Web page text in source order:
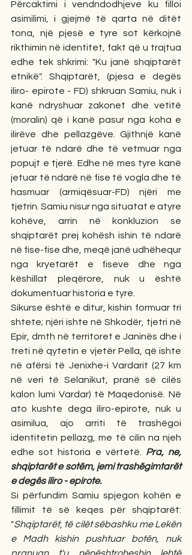
Përcaktimi i vendndodhjeve ku filloi
asimilimi, i gjejmë të qarta në ditët
tona, një pjesë e tyre sot kërkojnë
rikthimin në identitet, fakt që u trajtua
edhe tek shkrimi: "Ku janë shqiptarët
etnikë". Shqiptarët, (pjesa e degës
iliro- epirote - FD) shkruan Samiu, nuk i
kanë ndryshuar zakonet dhe vetitë
(moralin) që i kanë pasur nga koha e
ilirëve dhe pellazgëve. Gjithnjë kanë
jetuar të ndarë dhe të vetmuar nga
popujt e tjerë. Edhe në mes tyre kanë
jetuar të ndarë në fise të vogla dhe të
hasmuar (armiqësuar-FD) njëri me
tjetrin. Samiu nisur nga situatat e atyre
kohëve, arrin në konkluzion se
shqiptarët prej kohësh ishin të ndarë
në fise-fise dhe, meqë janë udhëhequr
nga kryetarët e fiseve dhe nga
këshillat pleqërore, nuk u është
dokumentuar historia e tyre.
Sikurse është e ditur, kishin formuar tri
shtete; njëri ishte në Shkodër, tjetri në
Epir, dmth në territoret e Janinës dhe i
treti në qytetin e vjetër Pella, që ishte
në afërsi të Jenixhe-i Vardarit (27 km
në veri të Selanikut, pranë së cilës
kalon lumi Vardar) të Maqedonisë. Në
ato kushte dega iliro-epirote, nuk u
asimilua, ajo arriti të trashëgoi
identitetin pellazg, me të cilin na njeh
edhe sot historia e vërtetë. Pra, ne,
shqiptarët e sotëm, jemi trashëgimtarët
e degës iliro - epirote.
Si përfundim Samiu spjegon kohën e
fillimit të së keqes për shqiptarët:
"Shqiptarët, të cilët sëbashku me Lekën
e Madh kishin pushtuar botën, nuk